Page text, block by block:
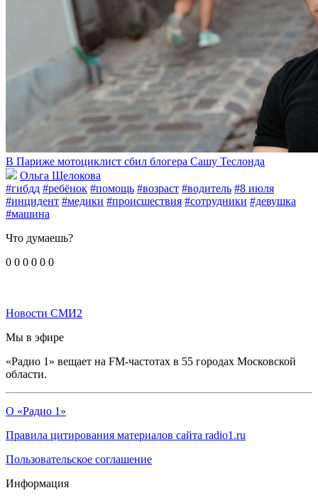
В Париже мотоциклист сбил блогера Сашу Теслонда
Ольга Щелокова
#гибдд #ребёнок #помощь #возраст #водитель #8 июля
#инцидент #медики #происшествия #сотрудники #девушка
#машина
Что думаешь?
0 0 0 0 0 0
Новости СМИ2
Мы в эфире
«Радио 1» вещает на FM-частотах в 55 городах Московской
области.
О «Радио 1»
Правила цитирования материалов сайта radio1.ru
Пользовательское соглашение
Информация